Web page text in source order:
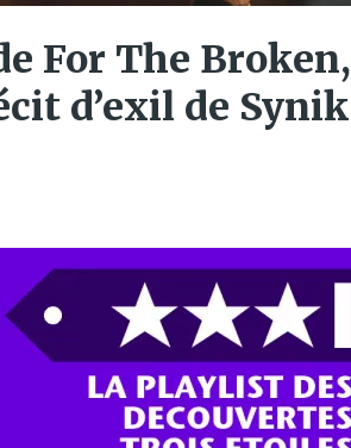
For The Broken,
d’exil de Synik